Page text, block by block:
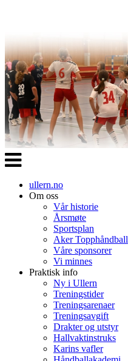
Veksle
navigasjon
ullern.no
Om oss
Vår historie
Årsmøte
Sportsplan
Aker Topphåndball
Våre sponsorer
Vi minnes
Praktisk info
Ny i Ullern
Treningstider
Treningsarenaer
Treningsavgift
Drakter og utstyr
Hallvaktinstruks
Karins vafler